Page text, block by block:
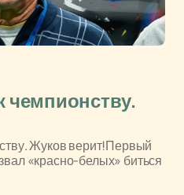
чемпионству.
Жуков верит!Первый
«красно-белых» биться